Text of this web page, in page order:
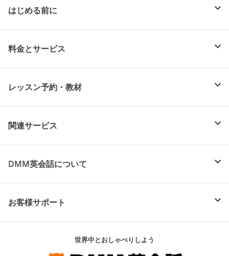
はじめる前に
料金とサービス
レッスン予約・教材
関連サービス
DMM英会話について
お客様サポート
世界中とおしゃべりしよう